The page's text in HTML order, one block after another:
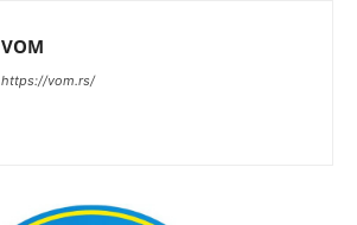
VOM
https://vom.rs/